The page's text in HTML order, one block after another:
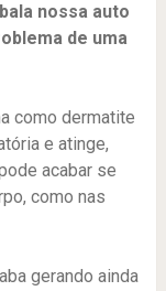
nossa auto
de uma
como dermatite
e atinge,
acabar se
como nas
gerando ainda